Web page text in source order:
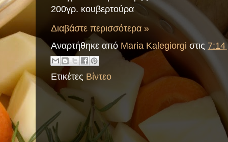
200γρ. κουβερτούρα
Διαβάστε περισσότερα »
Αναρτήθηκε από Maria Kalegiorgi στις 7:14
Ετικέτες Βίντεο